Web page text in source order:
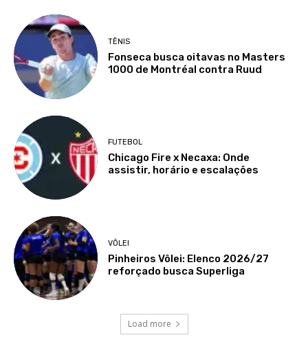
TÊNIS
Fonseca busca oitavas no Masters
1000 de Montréal contra Ruud
FUTEBOL
Chicago Fire x Necaxa: Onde
assistir, horário e escalações
VÔLEI
Pinheiros Vôlei: Elenco 2026/27
reforçado busca Superliga
Load more